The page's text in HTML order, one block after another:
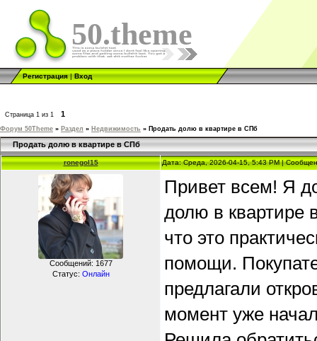
50.theme
Регистрация|Вход
Страница 1 из 1 1
Форум 50Theme » Раздел » Недвижимость » Продать долю в квартире в СПб
Продать долю в квартире в СПб
ronegol15 Дата: Среда, 2026-04-15, 5:43 PM |
Сообщений: 1677
Статус: Онлайн
Привет всем! Я
долю в квартире
что это
помощи.
предлагали
момент уже